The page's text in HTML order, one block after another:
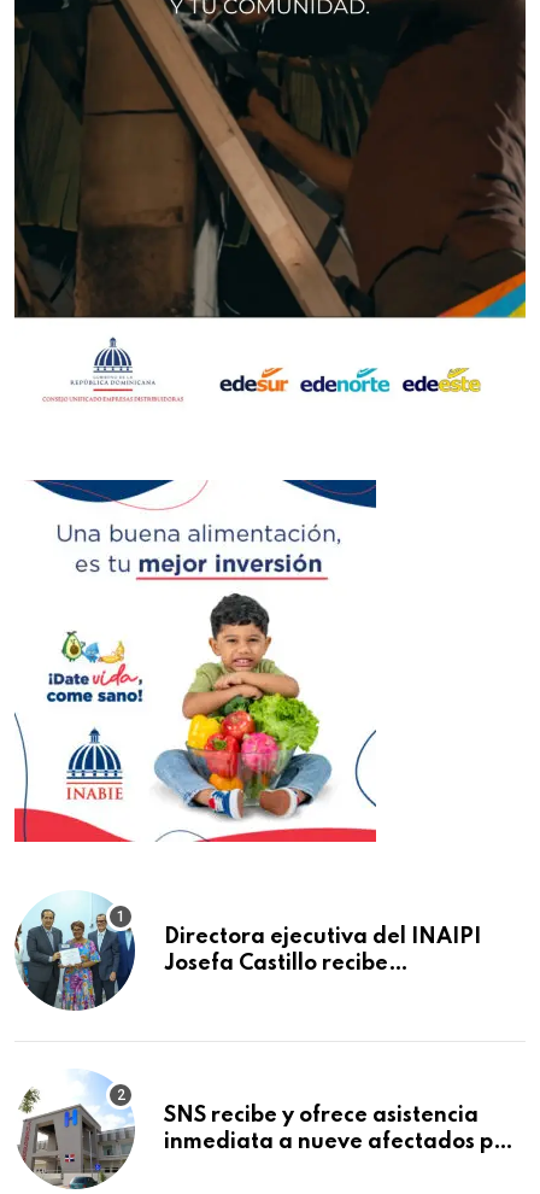
Directora ejecutiva del INAIPI
Josefa Castillo recibe
SNS recibe y ofrece asistencia
inmediata a nueve afectados por